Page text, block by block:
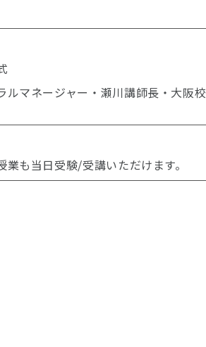
マネージャー・瀬川講師長・大阪校
も当日受験/受講いただけます。